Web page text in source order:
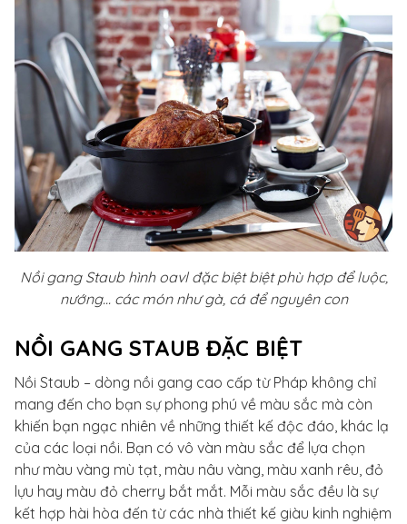
Nồi gang Staub hình oavl đặc biệt biệt phù hợp để luộc,
nướng... các món như gà, cá để nguyên con
NỒI GANG STAUB ĐẶC BIỆT
Nồi Staub – dòng nồi gang cao cấp từ Pháp không chỉ
mang đến cho bạn sự phong phú về màu sắc mà còn
khiến bạn ngạc nhiên về những thiết kế độc đáo, khác lạ
của các loại nồi. Bạn có vô vàn màu sắc để lựa chọn
như màu vàng mù tạt, màu nâu vàng, màu xanh rêu, đỏ
lựu hay màu đỏ cherry bắt mắt. Mỗi màu sắc đều là sự
kết hợp hài hòa đến từ các nhà thiết kế giàu kinh nghiệm